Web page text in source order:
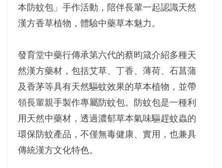
本防蚊包」手作活動，陪伴長輩一起認識天然
漢方香草植物，體驗中藥草本魅力。
發育堂中藥行傳承第六代的蔡昀箴介紹多種天
然漢方藥材，包括艾草、丁香、薄荷、石菖蒲
及香茅等具有天然驅蚊效果的草本植物，並帶
領長輩親手製作專屬防蚊包。防蚊包是一種利
用天然中藥材，透過濃郁草本氣味驅趕蚊蟲的
環保防蚊產品，不僅無毒健康、實用，也兼具
傳統漢方文化特色。